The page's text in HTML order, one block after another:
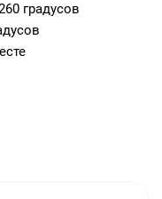
градусов